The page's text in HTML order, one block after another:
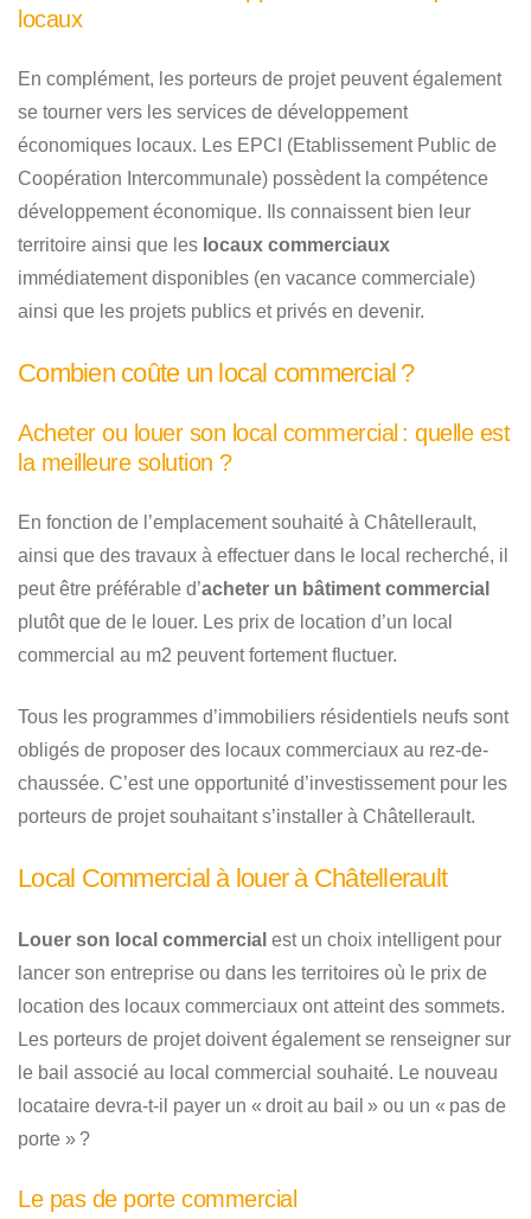
locaux
En complément, les porteurs de projet peuvent également
se tourner vers les services de développement
économiques locaux. Les EPCI (Etablissement Public de
Coopération Intercommunale) possèdent la compétence
développement économique. Ils connaissent bien leur
territoire ainsi que les locaux commerciaux
immédiatement disponibles (en vacance commerciale)
ainsi que les projets publics et privés en devenir.
Combien coûte un local commercial ?
Acheter ou louer son local commercial : quelle est
la meilleure solution ?
En fonction de l’emplacement souhaité à Châtellerault,
ainsi que des travaux à effectuer dans le local recherché, il
peut être préférable d’acheter un bâtiment commercial
plutôt que de le louer. Les prix de location d’un local
commercial au m2 peuvent fortement fluctuer.
Tous les programmes d’immobiliers résidentiels neufs sont
obligés de proposer des locaux commerciaux au rez-de-
chaussée. C’est une opportunité d’investissement pour les
porteurs de projet souhaitant s’installer à Châtellerault.
Local Commercial à louer à Châtellerault
Louer son local commercial est un choix intelligent pour
lancer son entreprise ou dans les territoires où le prix de
location des locaux commerciaux ont atteint des sommets.
Les porteurs de projet doivent également se renseigner sur
le bail associé au local commercial souhaité. Le nouveau
locataire devra-t-il payer un « droit au bail » ou un « pas de
porte » ?
Le pas de porte commercial